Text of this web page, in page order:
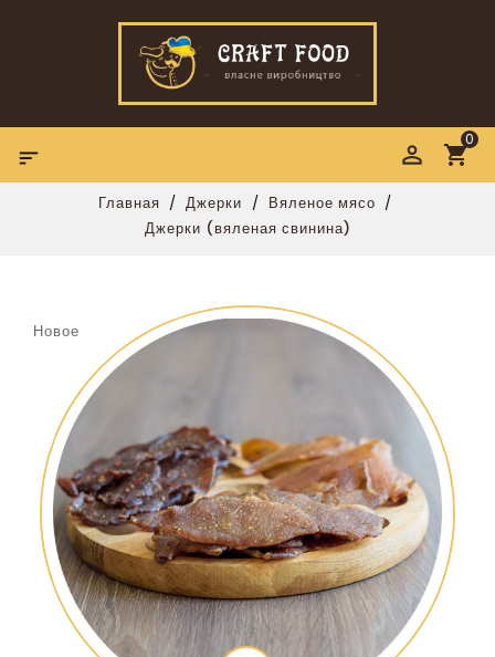
0

Главная Джерки
Вяленое мясо
Джерки (вяленая свинина)
Новое